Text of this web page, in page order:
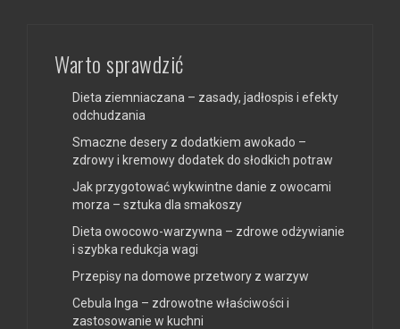
Warto sprawdzić
Dieta ziemniaczana – zasady, jadłospis i efekty
odchudzania
Smaczne desery z dodatkiem awokado –
zdrowy i kremowy dodatek do słodkich potraw
Jak przygotować wykwintne danie z owocami
morza – sztuka dla smakoszy
Dieta owocowo-warzywna – zdrowe odżywianie
i szybka redukcja wagi
Przepisy na domowe przetwory z warzyw
Cebula Inga – zdrowotne właściwości i
zastosowanie w kuchni